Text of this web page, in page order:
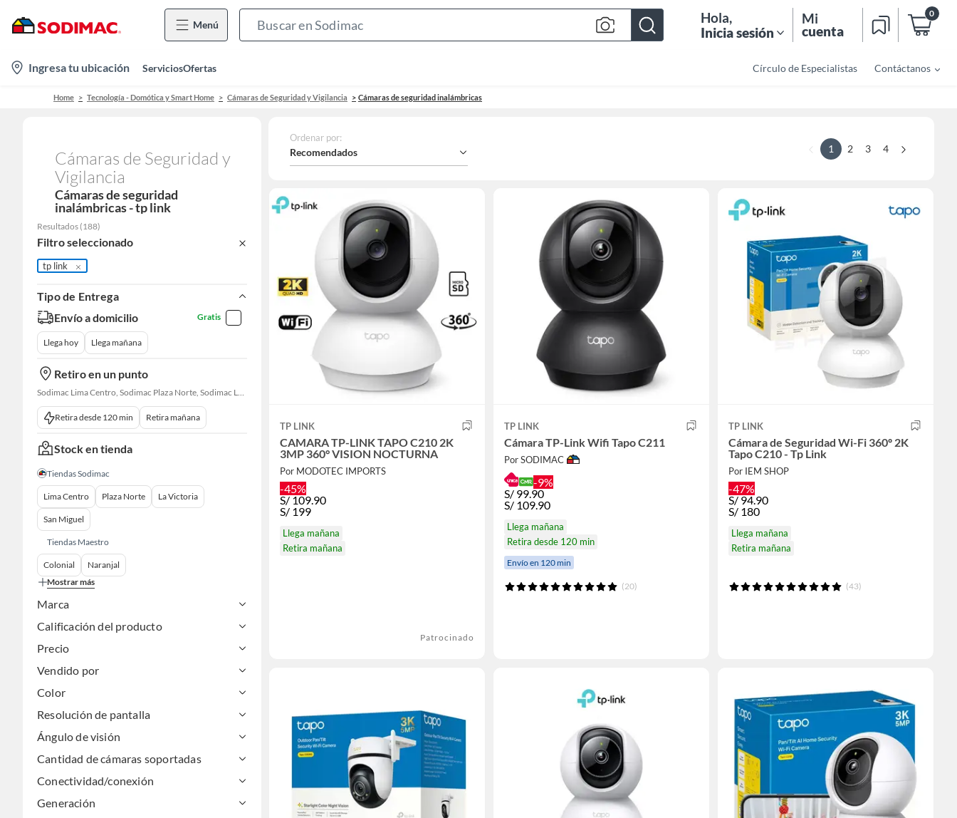
Menú
Bar
Hola,
Inicia sesión
Mi
cuenta
0
location-
icon
Ingresa tu ubicación ServiciosOfertas Círculo de Especialistas Contáctanos
Home Tecnología - Domótica y Smart Home Cámaras de Seguridad y Vigilancia Cámaras de seguridad inalámbricas
Cámaras de Seguridad y
Vigilancia
Cámaras de seguridad
inalámbricas - tp link
Resultados (188)
Filtro seleccionado
tp link
Tipo de Entrega
Envío a domicilio
Gratis
Llega hoy Llega mañana
Retiro en un punto
Sodimac Lima Centro, Sodimac Plaza Norte, Sodimac La Victoria, Sodimac San Miguel, Sodimac S. J. Lurigancho, Sodimac Primavera, Sodimac Chacarilla, Sodimac Av. La Molina, Sodimac Colonial, Sodimac Naranjal
Retira desde 120 min Retira mañana
Stock en tienda
Tiendas Sodimac
Lima Centro Plaza Norte La Victoria
San Miguel
Tiendas Maestro
Colonial
Naranjal
Mostrar más
Marca
Calificación del producto
Precio
Vendido por
Color
Resolución de pantalla
Ángulo de visión
Cantidad de cámaras soportadas
Conectividad/conexión
Generación
Ordenar por:
Recomendados 1 2 3 4
TP LINK
CAMARA TP-LINK TAPO C210 2K
3MP 360° VISION NOCTURNA
Por MODOTEC IMPORTS
-45%
S/109.90
S/ 199
Llega mañana
Retira mañana
Patrocinado
TP LINK
Cámara TP-Link Wifi Tapo C211
Por SODIMAC
-9%
S/ 99.90
S/ 109.90
Llega mañana
Retira desde 120 min
Envío en 120 min
(20)
TP LINK
Cámara de Seguridad Wi-Fi 360º 2K
Tapo C210 - Tp Link
Por IEM SHOP
-47%
S/94.90
S/ 180
Llega mañana
Retira mañana
(43)